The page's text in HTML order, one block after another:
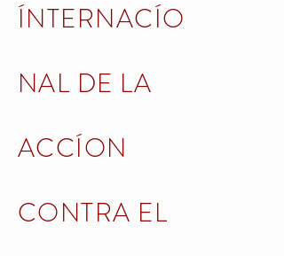
ÍNTERNACÍO
NAL DE LA
ACCÍON
CONTRA EL